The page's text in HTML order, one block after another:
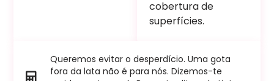
cobertura de
superfícies.
Queremos evitar o desperdício. Uma gota
fora da lata não é para nós. Dizemos-te